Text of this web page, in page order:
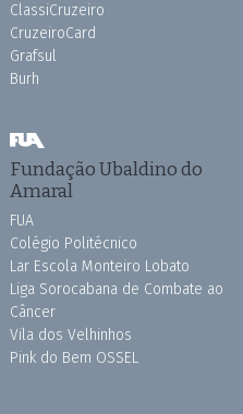
ClassiCruzeiro
CruzeiroCard
Grafsul
Burh
Fundação Ubaldino do
Amaral
FUA
Colégio Politécnico
Lar Escola Monteiro Lobato
Liga Sorocabana de Combate ao
Câncer
Vila dos Velhinhos
Pink do Bem OSSEL